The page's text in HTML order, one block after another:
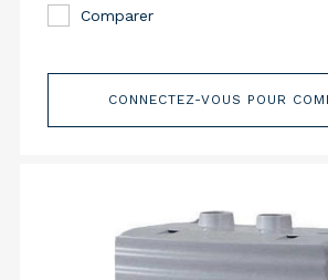
Comparer
CONNECTEZ-VOUS POUR